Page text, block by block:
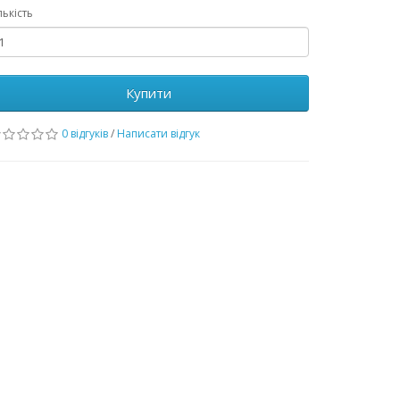
Купити
0 відгуків/ Написати відгук